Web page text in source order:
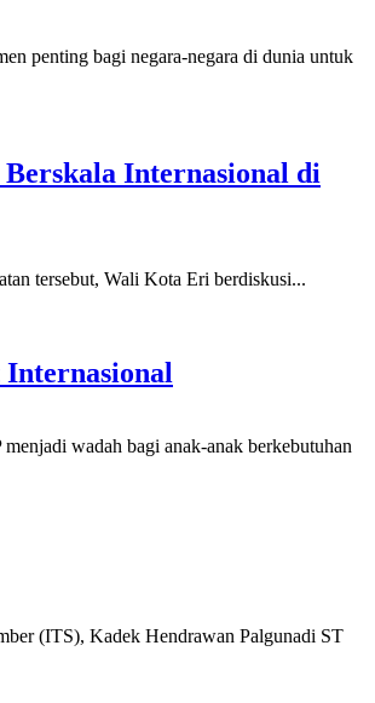
penting bagi negara-negara di dunia untuk
Internasional di
tersebut, Wali Kota Eri berdiskusi...
Internasional
wadah bagi anak-anak berkebutuhan
(ITS), Kadek Hendrawan Palgunadi ST